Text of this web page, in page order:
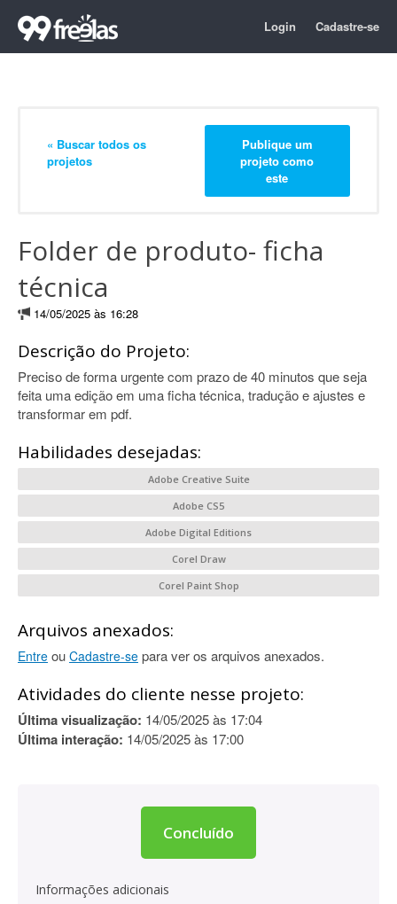
Login Cadastre-se
« Buscar todos os
projetos
Publique um
projeto como
este
Folder de produto- ficha
técnica
14/05/2025 às 16:28
Descrição do Projeto:
Preciso de forma urgente com prazo de 40 minutos que seja
feita uma edição em uma ficha técnica, tradução e ajustes e
transformar em pdf.
Habilidades desejadas:
Adobe Creative Suite
Adobe CS5
Adobe Digital Editions
Corel Draw
Corel Paint Shop
Arquivos anexados:
Entre ou Cadastre-se para ver os arquivos anexados.
Atividades do cliente nesse projeto:
Última visualização: 14/05/2025 às 17:04
Última interação: 14/05/2025 às 17:00
Concluído
Informações adicionais